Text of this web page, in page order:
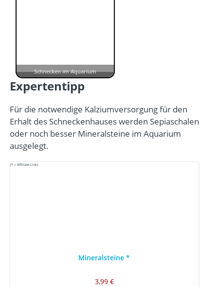
Schnecken im Aquarium
Expertentipp
Für die notwendige Kalziumversorgung für den
Erhalt des Schneckenhauses werden Sepiaschalen
oder noch besser Mineralsteine im Aquarium
ausgelegt.
(* = Affiliate-Link)
Mineralsteine*
3,99 €